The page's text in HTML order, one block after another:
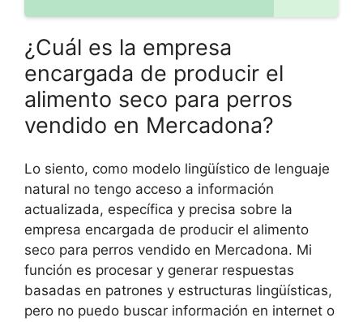
¿Cuál es la empresa
encargada de producir el
alimento seco para perros
vendido en Mercadona?
Lo siento, como modelo lingüístico de lenguaje
natural no tengo acceso a información
actualizada, específica y precisa sobre la
empresa encargada de producir el alimento
seco para perros vendido en Mercadona. Mi
función es procesar y generar respuestas
basadas en patrones y estructuras lingüísticas,
pero no puedo buscar información en internet o